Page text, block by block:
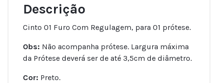
Descrição
Cinto 01 Furo Com Regulagem, para 01 prótese.
Obs: Não acompanha prótese. Largura máxima
da Prótese deverá ser de até 3,5cm de diâmetro.
Cor: Preto.